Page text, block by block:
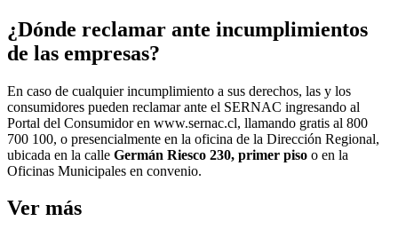
¿Dónde reclamar ante incumplimientos
de las empresas?
En caso de cualquier incumplimiento a sus derechos, las y los
consumidores pueden reclamar ante el SERNAC ingresando al
Portal del Consumidor en www.sernac.cl, llamando gratis al 800
700 100, o presencialmente en la oficina de la Dirección Regional,
ubicada en la calle Germán Riesco 230, primer piso o en la
Oficinas Municipales en convenio.
Ver más